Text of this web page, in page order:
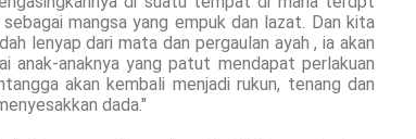
mangsa yang empuk dan lazat. Dan kita
lenyap dari mata dan pergaulan ayah , ia akan
anak-anaknya yang patut mendapat perlakuan
akan kembali menjadi rukun, tenang dan
dada."